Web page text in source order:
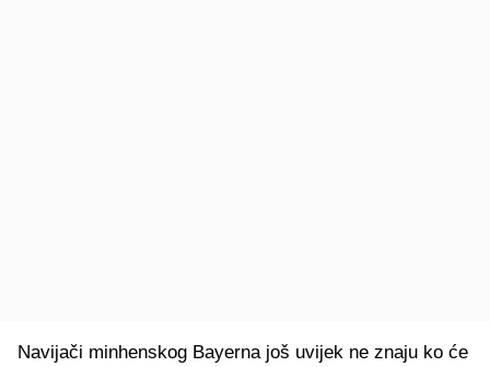
Navijači minhenskog Bayerna još uvijek ne znaju ko će